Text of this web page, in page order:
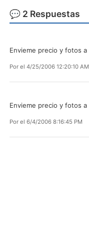
💬 2 Respuestas
Envieme precio y fotos a
Por el 4/25/2006 12:20:10 AM
Envieme precio y fotos a
Por el 6/4/2006 8:16:45 PM